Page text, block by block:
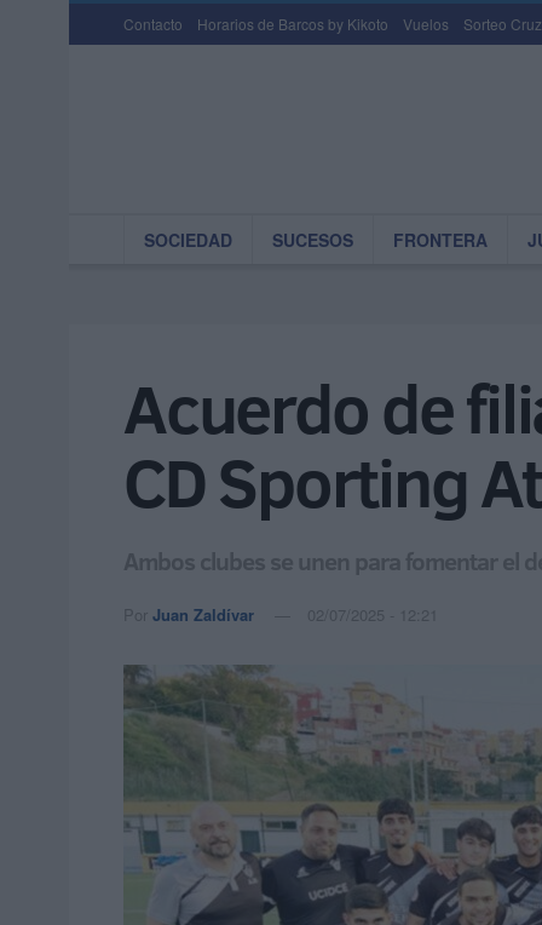
Contacto Horarios de Barcos by Kikoto Vuelos Sorteo
SOCIEDAD SUCESOS FRONTERA
Acuerdo de
CD Sporting
Ambos clubes se unen para fomentar el
Por Juan Zaldívar 02/07/2025 - 12:21